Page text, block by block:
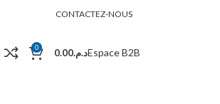
CONTACTEZ-NOUS
0 د.م.0.00 Espace B2B